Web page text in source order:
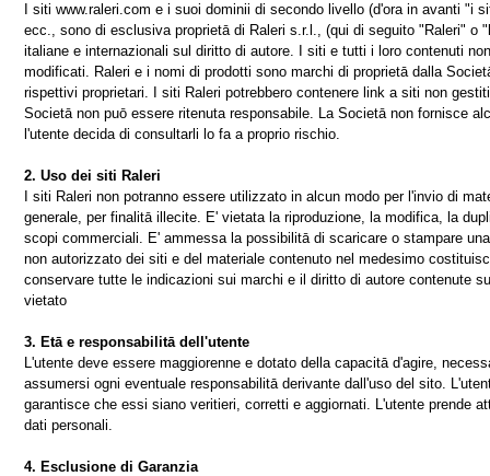
I siti www.raleri.com e i suoi dominii di secondo livello (d'ora in avanti
ecc., sono di esclusiva proprietā di Raleri s.r.l., (qui di seguito "Raleri"
italiane e internazionali sul diritto di autore. I siti e tutti i loro contenuti
modificati. Raleri e i nomi di prodotti sono marchi di proprietā dalla
rispettivi proprietari. I siti Raleri potrebbero contenere link a siti non
Societā non puō essere ritenuta responsabile. La Societā non fornisce
l'utente decida di consultarli lo fa a proprio rischio.
2. Uso dei siti Raleri
I siti Raleri non potranno essere utilizzato in alcun modo per l'invio di
generale, per finalitā illecite. E' vietata la riproduzione, la modifica, la
scopi commerciali. E' ammessa la possibilitā di scaricare o stampare
non autorizzato dei siti e del materiale contenuto nel medesimo
conservare tutte le indicazioni sui marchi e il diritto di autore contenute
vietato
3. Etā e responsabilitā dell'utente
L'utente deve essere maggiorenne e dotato della capacitā d'agire,
assumersi ogni eventuale responsabilitā derivante dall'uso del sito.
garantisce che essi siano veritieri, corretti e aggiornati. L'utente prende
dati personali.
4. Esclusione di Garanzia